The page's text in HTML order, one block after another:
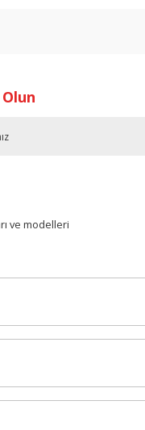
bozuk veya görüntülenemiyor.
ve modelleri